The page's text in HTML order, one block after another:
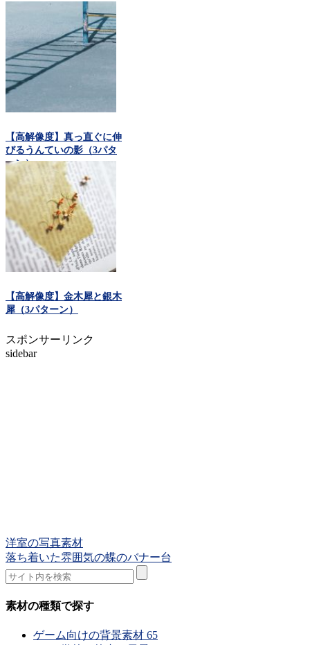
【高解像度】真っ直ぐに伸
びるうんていの影（3パタ
ーン）
【高解像度】金木犀と銀木
犀（3パターン）
スポンサーリンク
sidebar
洋室の写真素材
落ち着いた雰囲気の蝶のバナー台
素材の種類で探す
ゲーム向けの背景素材 65